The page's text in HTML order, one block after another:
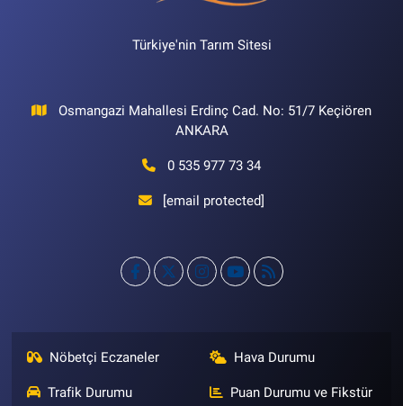
Türkiye'nin Tarım Sitesi
Osmangazi Mahallesi Erdinç Cad. No: 51/7 Keçiören
ANKARA
0 535 977 73 34
[email protected]
Nöbetçi Eczaneler Hava Durumu
Trafik Durumu Puan Durumu ve Fikstür